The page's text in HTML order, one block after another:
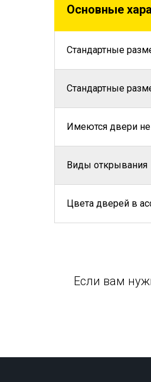
Основные
Стандартные
Стандартные
Имеются двери
Виды открывания
Цвета дверей в
Если вам